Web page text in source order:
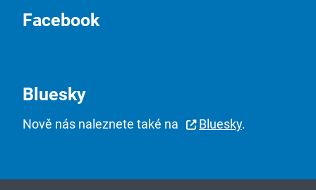
Facebook
Bluesky
Nově nás naleznete také na Bluesky.